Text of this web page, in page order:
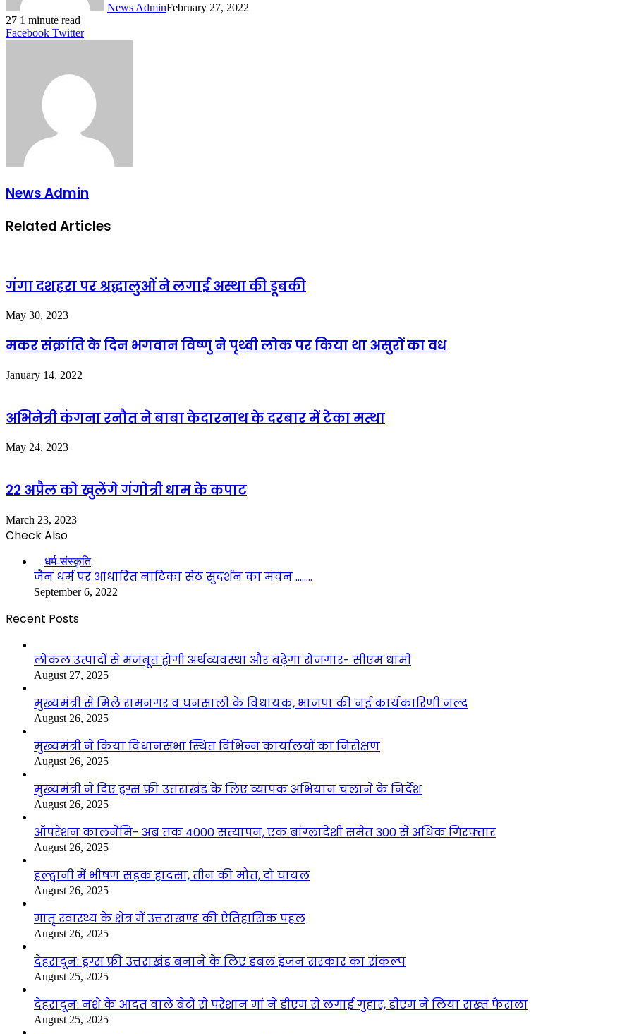
News AdminFebruary 27, 2022
27 1 minute read
Facebook TwitterLinkedIn
Tumblr
Pinterest
Reddit
VKontakte
Share
Print
News Admin
Related Articles
गंगा दशहरा पर श्रद्धालुओं ने लगाई अस्था की डूबकी
May 30, 2023
मकर संक्रांति के दिन भगवान विष्णु ने पृथ्वी लोक पर किया था असुरों का वध
January 14, 2022
अभिनेत्री कंगना रनौत ने बाबा केदारनाथ के दरबार में टेका मत्था
May 24, 2023
22 अप्रैल को खुलेंगे गंगोत्री धाम के कपाट
March 23, 2023
Check Also
धर्म-संस्कृति
जैन धर्म पर आधारित नाटिका सेठ सुदर्शन का मंचन ……..
September 6, 2022
Recent Posts
लोकल उत्पादों से मजबूत होगी अर्थव्यवस्था और बढ़ेगा रोजगार- सीएम धामी
August 27, 2025
मुख्यमंत्री से मिले रामनगर व घनसाली के विधायक, भाजपा की नई कार्यकारिणी जल्द
August 26, 2025
मुख्यमंत्री ने किया विधानसभा स्थित विभिन्न कार्यालयों का निरीक्षण
August 26, 2025
मुख्यमंत्री ने दिए ड्रग्स फ्री उत्तराखंड के लिए व्यापक अभियान चलाने के निर्देश
August 26, 2025
ऑपरेशन कालनेमि- अब तक 4000 सत्यापन, एक बांग्लादेशी समेत 300 से अधिक गिरफ्तार
August 26, 2025
हल्द्वानी में भीषण सड़क हादसा, तीन की मौत, दो घायल
August 26, 2025
मातृ स्वास्थ्य के क्षेत्र में उत्तराखण्ड की ऐतिहासिक पहल
August 26, 2025
देहरादून: ड्रग्स फ्री उत्तराखंड बनाने के लिए डबल इंजन सरकार का संकल्प
August 25, 2025
देहरादून: नशे के आदत वाले बेटों से परेशान मां ने डीएम से लगाई गुहार, डीएम ने लिया सख्त फैसला
August 25, 2025